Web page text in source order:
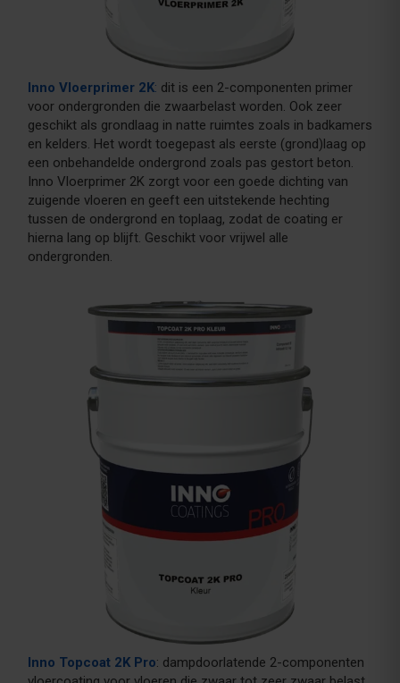
Inno Vloerprimer 2K: dit is een 2-componenten primer
voor ondergronden die zwaarbelast worden. Ook zeer
geschikt als grondlaag in natte ruimtes zoals in badkamers
en kelders. Het wordt toegepast als eerste (grond)laag op
een onbehandelde ondergrond zoals pas gestort beton.
Inno Vloerprimer 2K zorgt voor een goede dichting van
zuigende vloeren en geeft een uitstekende hechting
tussen de ondergrond en toplaag, zodat de coating er
hierna lang op blijft. Geschikt voor vrijwel alle
ondergronden.
Inno Topcoat 2K Pro: dampdoorlatende 2-componenten